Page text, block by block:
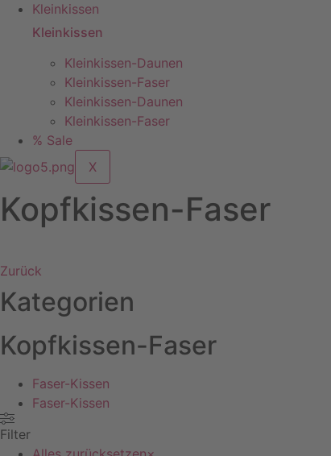
Kleinkissen
Kleinkissen
Kleinkissen-Daunen
Kleinkissen-Faser
Kleinkissen-Daunen
Kleinkissen-Faser
% Sale
X
Kopfkissen-Faser
Zurück
Kategorien
Kopfkissen-Faser
Faser-Kissen
Faser-Kissen
Filter